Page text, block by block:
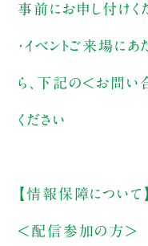
事前にお申し付けく
・イベントご来場に
ら、下記の＜お問
ください
【情報保障について】
＜配信参加の方＞